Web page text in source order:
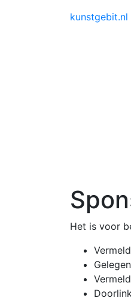
kunstgebit.nl
Het is voor